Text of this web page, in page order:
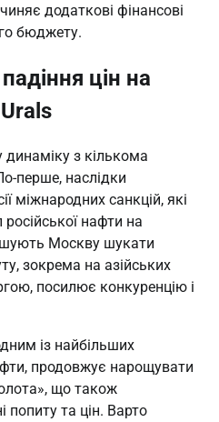
додаткові фінансові
бюджету.
цін на
динаміку з кількома
перше, наслідки
міжнародних санкцій, які
нафти на
Москву шукати
зокрема на азійських
посилює конкуренцію і
із найбільших
продовжує нарощувати
що також
попиту та цін. Варто